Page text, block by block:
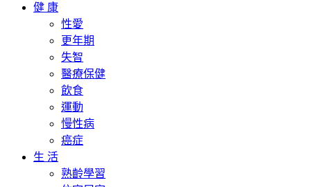
健 康
性愛
更年期
失智
醫療保健
飲食
運動
慢性病
癌症
生 活
熟齡學習